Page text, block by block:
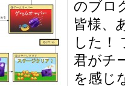
のブロ
皆様、
した！
君がチ
を感じ